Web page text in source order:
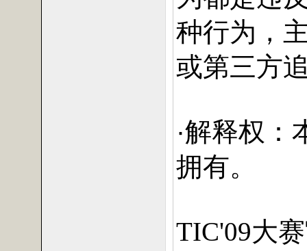
种行为，
或第三方
·解释权：
拥有。
TIC'09大